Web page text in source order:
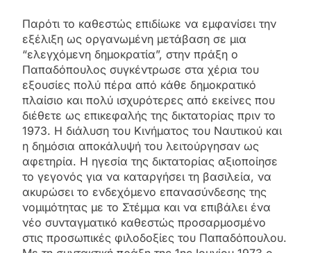
Παρότι το καθεστώς επιδίωκε να εμφανίσει την
εξέλιξη ως οργανωμένη μετάβαση σε μια
“ελεγχόμενη δημοκρατία”, στην πράξη ο
Παπαδόπουλος συγκέντρωσε στα χέρια του
εξουσίες πολύ πέρα από κάθε δημοκρατικό
πλαίσιο και πολύ ισχυρότερες από εκείνες που
διέθετε ως επικεφαλής της δικτατορίας πριν το
1973. Η διάλυση του Κινήματος του Ναυτικού και
η δημόσια αποκάλυψή του λειτούργησαν ως
αφετηρία. Η ηγεσία της δικτατορίας αξιοποίησε
το γεγονός για να καταργήσει τη βασιλεία, να
ακυρώσει το ενδεχόμενο επανασύνδεσης της
νομιμότητας με το Στέμμα και να επιβάλει ένα
νέο συνταγματικό καθεστώς προσαρμοσμένο
στις προσωπικές φιλοδοξίες του Παπαδόπουλου.